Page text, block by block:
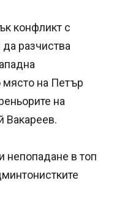
конфликт с
разчиства
място на Петър
на
Вакареев.
непопадане в топ